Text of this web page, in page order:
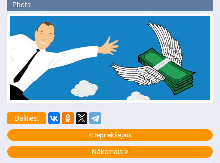
Photo
Dalīties:
Iepriekšējais
Nākamais